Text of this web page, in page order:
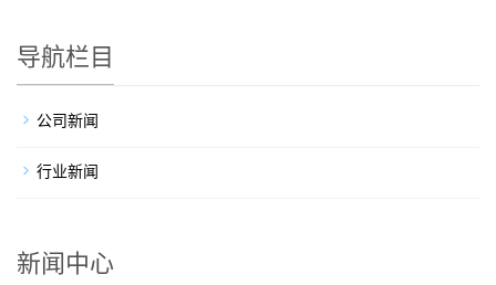
导航栏目
公司新闻
行业新闻
新闻中心